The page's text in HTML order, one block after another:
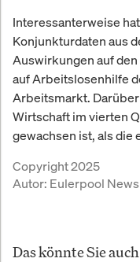
Interessanterweise
Konjunkturdaten aus
Auswirkungen auf
auf Arbeitslosenhilfe
Arbeitsmarkt. Darüber
Wirtschaft im vierten
gewachsen ist, als die
Copyright 2025
Autor: Eulerpool News
Das könnte Sie